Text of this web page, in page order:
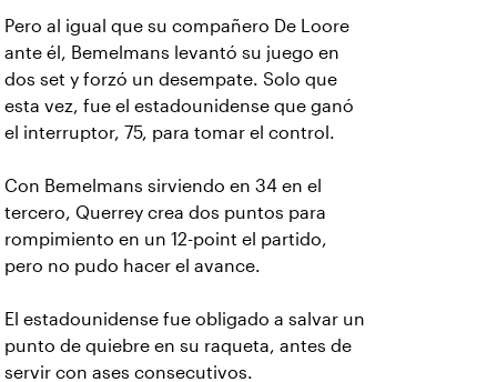
Pero al igual que su compañero De Loore
ante él, Bemelmans levantó su juego en
dos set y forzó un desempate. Solo que
esta vez, fue el estadounidense que ganó
el interruptor, 75, para tomar el control.
Con Bemelmans sirviendo en 34 en el
tercero, Querrey crea dos puntos para
rompimiento en un 12-point el partido,
pero no pudo hacer el avance.
El estadounidense fue obligado a salvar un
punto de quiebre en su raqueta, antes de
servir con ases consecutivos.